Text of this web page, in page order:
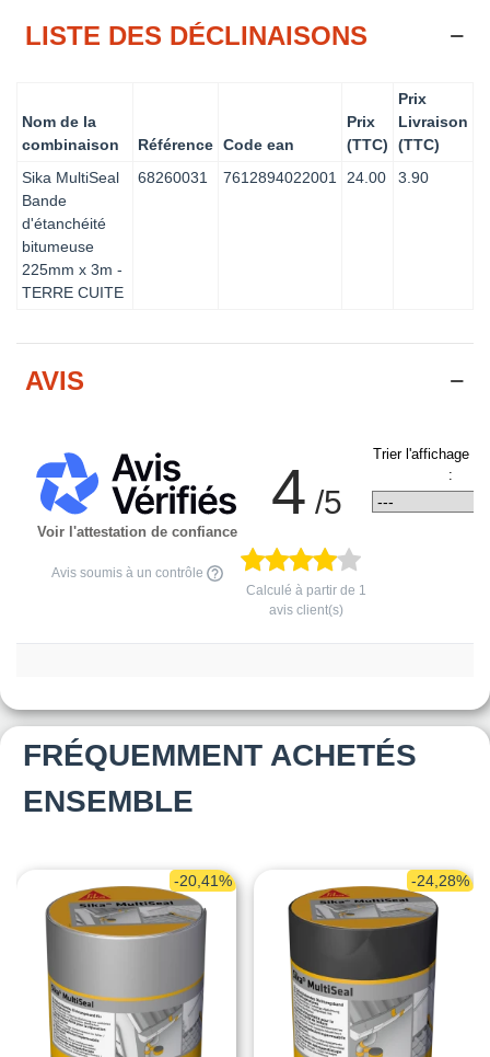
LISTE DES DÉCLINAISONS
Nom de la
combinaison
Référence Code ean
Prix
(TTC)
Prix
Livraison
(TTC)
Sika MultiSeal
Bande
d'étanchéité
bitumeuse
225mm x 3m -
TERRE CUITE
68260031 7612894022001 24.00 3.90
AVIS
Voir l'attestation de confiance
Avis soumis à un contrôle
4 /5
Calculé à partir de 1
avis client(s)
Trier l'affichage
:
FRÉQUEMMENT ACHETÉS
ENSEMBLE
-20,41% -24,28%